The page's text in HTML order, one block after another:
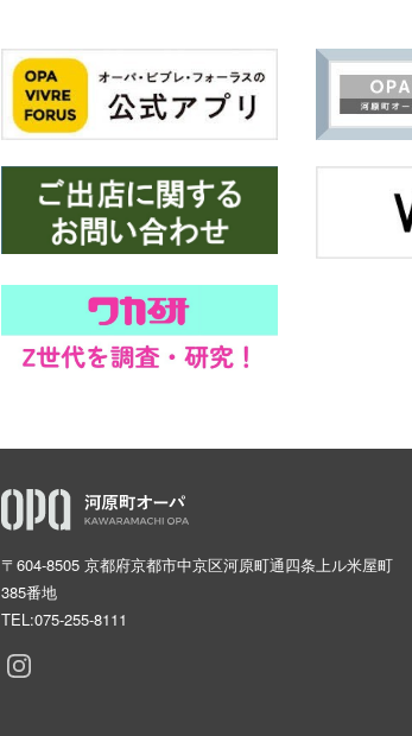
〒604-8505 京都府京都市中京区河原町通四条上ル米屋町
385番地
TEL:075-255-8111